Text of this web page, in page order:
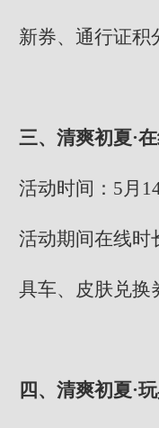
新券、通行证积
三、清爽初夏·
活动时间：5月
活动期间在线时
具车、皮肤兑换
四、清爽初夏·